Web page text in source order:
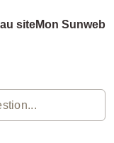
siteMon Sunweb